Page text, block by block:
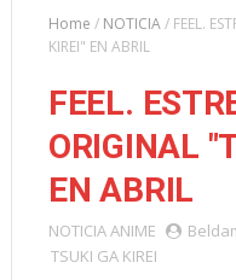
Home / NOTICIA/ FEEL.
KIREI" EN ABRIL
FEEL.
ORIGINAL
EN ABRIL
NOTICIAANIME
TSUKI GA KIREI